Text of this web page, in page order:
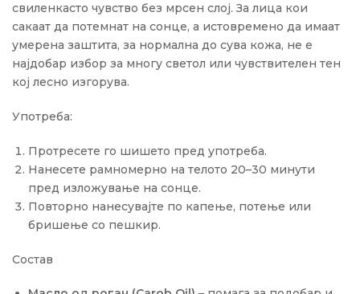
свиленкасто чувство без мрсен слој. За лица кои
сакаат да потемнат на сонце, а истовремено да имаат
умерена заштита, за нормална до сува кожа, не е
најдобар избор за многу светол или чувствителен тен
кој лесно изгорува.
Употреба:
Протресете го шишето пред употреба.
Нанесете рамномерно на телото 20–30 минути
пред изложување на сонце.
Повторно нанесувајте по капење, потење или
бришење со пешкир.
Состав